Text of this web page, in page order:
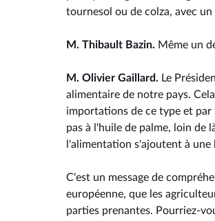
tournesol ou de colza, avec
M. Thibault Bazin. Même un
M. Olivier Gaillard. Le
alimentaire de notre pays.
importations de ce type et par
pas à l'huile de palme, loin de
l'alimentation s'ajoutent à
C'est un message de
européenne, que les
parties prenantes. Pourriez-